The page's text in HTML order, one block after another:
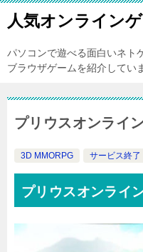
人気オンライン
パソコンで遊べる面白いネト
ブラウザゲームを紹介してい
プリウスオンライン
3D MMORPG サービス終了
プリウスオンライ